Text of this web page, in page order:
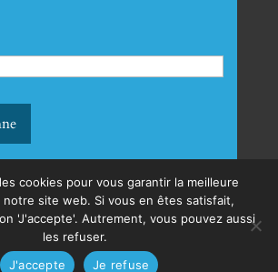
mentions légales
générales de vente
cookies pour vous garantir la meilleure
site web. Si vous en êtes satisfait,
'J'accepte'. Autrement, vous pouvez aussi
les refuser.
J'accepte
Je refuse